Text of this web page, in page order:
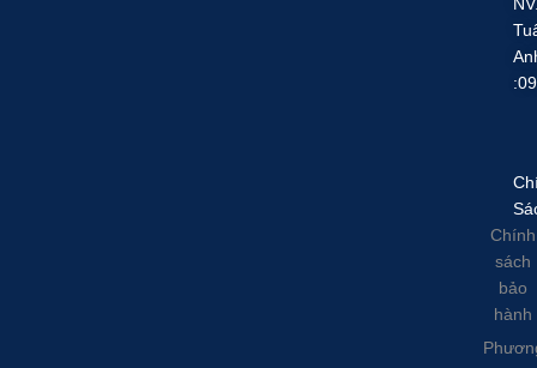
Chính
sách
bảo
hành